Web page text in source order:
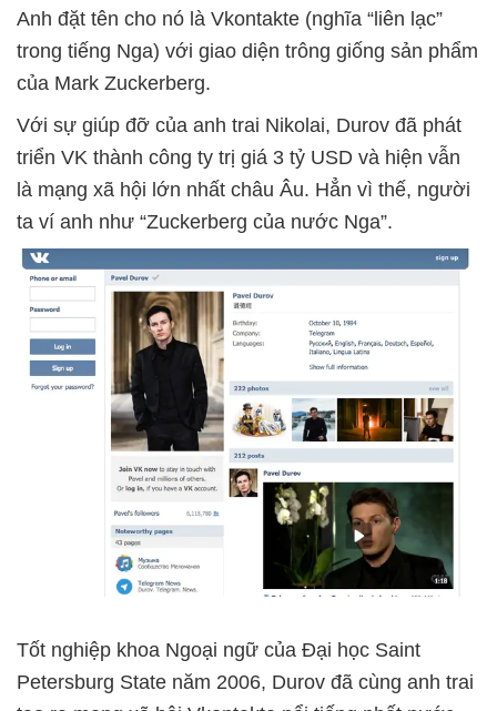
Anh đặt tên cho nó là Vkontakte (nghĩa “liên lạc”
trong tiếng Nga) với giao diện trông giống sản phẩm
của Mark Zuckerberg.
Với sự giúp đỡ của anh trai Nikolai, Durov đã phát
triển VK thành công ty trị giá 3 tỷ USD và hiện vẫn
là mạng xã hội lớn nhất châu Âu. Hẳn vì thế, người
ta ví anh như “Zuckerberg của nước Nga”.
Tốt nghiệp khoa Ngoại ngữ của Đại học Saint
Petersburg State năm 2006, Durov đã cùng anh trai